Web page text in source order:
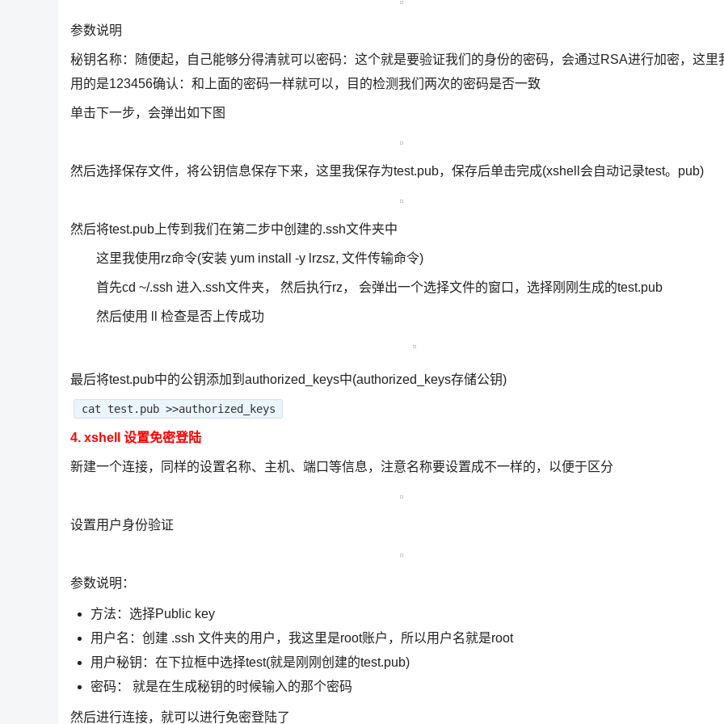
参数说明
秘钥名称：随便起，自己能够分得清就可以密码：这个就是要验证我们的身份的密码，会通过RSA进行加密，这里
用的是123456确认：和上面的密码一样就可以，目的检测我们两次的密码是否一致
单击下一步，会弹出如下图
然后选择保存文件，将公钥信息保存下来，这里我保存为test.pub，保存后单击完成(xshell会自动记录test。pub)
然后将test.pub上传到我们在第二步中创建的.ssh文件夹中
这里我使用rz命令(安装 yum install -y lrzsz, 文件传输命令)
首先cd ~/.ssh 进入.ssh文件夹， 然后执行rz， 会弹出一个选择文件的窗口，选择刚刚生成的test.pub
然后使用 ll 检查是否上传成功
最后将test.pub中的公钥添加到authorized_keys中(authorized_keys存储公钥)
cat test.pub >>authorized_keys
4. xshell 设置免密登陆
新建一个连接，同样的设置名称、主机、端口等信息，注意名称要设置成不一样的，以便于区分
设置用户身份验证
参数说明：
方法：选择Public key
用户名：创建 .ssh 文件夹的用户，我这里是root账户，所以用户名就是root
用户秘钥：在下拉框中选择test(就是刚刚创建的test.pub)
密码： 就是在生成秘钥的时候输入的那个密码
然后进行连接，就可以进行免密登陆了